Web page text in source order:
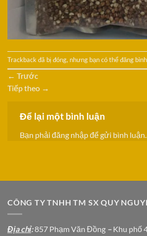
Trackback đã bị đóng, nhưng bạn có thểđăng
← Trước
Tiếp theo →
Để lại một bình luận
Bạn phải đăng nhậpđể gửi bình luận.
CÔNG TY TNHH TM SX QUY
Địa chỉ:857 Phạm Văn Đồng – Khu phố